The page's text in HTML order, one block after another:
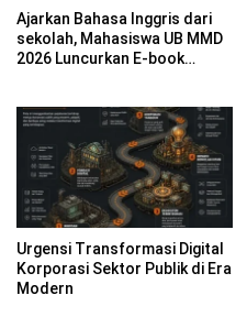
Ajarkan Bahasa Inggris dari
sekolah, Mahasiswa UB MMD
2026 Luncurkan E-book
Sumberngepoh
Urgensi Transformasi Digital
Korporasi Sektor Publik di Era
Modern